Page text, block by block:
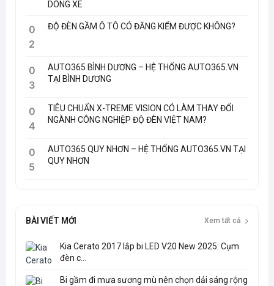
DÒNG XE
0
2
ĐỘ ĐÈN GẦM Ô TÔ CÓ ĐĂNG KIỂM ĐƯỢC KHÔNG?
0
3
AUTO365 BÌNH DƯƠNG – HỆ THỐNG AUTO365.VN
TẠI BÌNH DƯƠNG
0
4
TIÊU CHUẨN X-TREME VISION CÓ LÀM THAY ĐỔI
NGÀNH CÔNG NGHIỆP ĐỘ ĐÈN VIỆT NAM?
0
5
AUTO365 QUY NHƠN – HỆ THỐNG AUTO365.VN TẠI
QUY NHƠN
BÀI VIẾT MỚI Xem tất cả
Kia Cerato 2017 lắp bi LED V20 New 2025: Cụm
đèn c...
Bi gầm đi mưa sương mù nên chọn dải sáng rộng